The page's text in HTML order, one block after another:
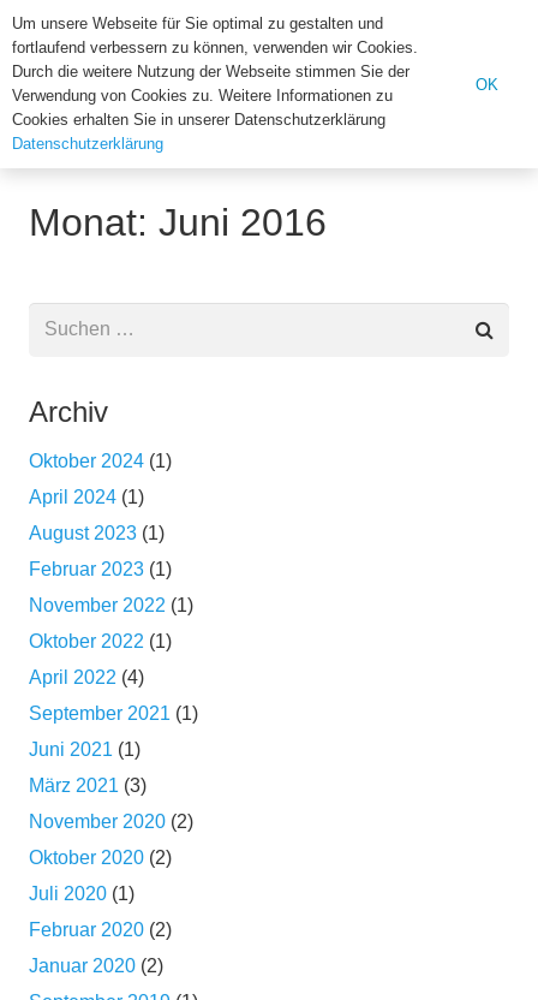
Institut für Biologie der
Suchen
nach:
Monat: Juni 2016
Suchen
Archiv
Oktober 2024 (1)
April 2024 (1)
August 2023 (1)
Februar 2023 (1)
November 2022 (1)
Oktober 2022 (1)
April 2022 (4)
September 2021 (1)
Juni 2021 (1)
März 2021 (3)
November 2020 (2)
Oktober 2020 (2)
Juli 2020 (1)
Februar 2020 (2)
Januar 2020 (2)
Um unsere Webseite für Sie optimal zu gestalten und
fortlaufend verbessern zu können, verwenden wir Cookies.
Durch die weitere Nutzung der Webseite stimmen Sie der
Verwendung von Cookies zu. Weitere Informationen zu
Cookies erhalten Sie in unserer Datenschutzerklärung
Datenschutzerklärung
OK